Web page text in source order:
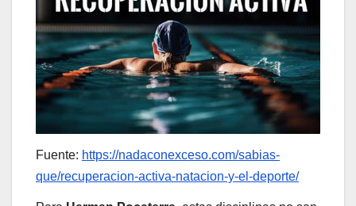
Fuente: https://nadaconexceso.com/sabias-
que/recuperacion-activa-natacion-y-el-deporte/